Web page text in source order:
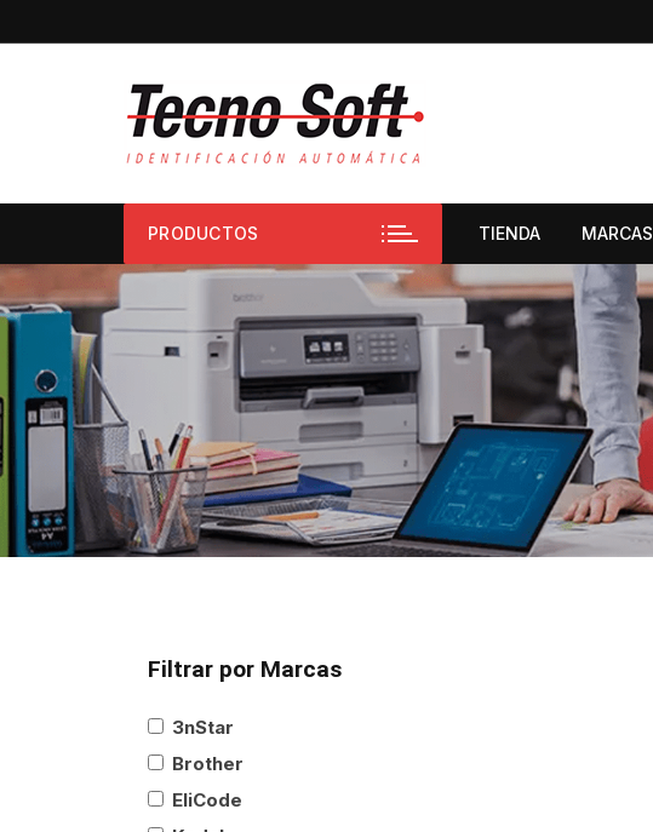
PRODUCTOS TIENDA MARCAS
Filtrar por Marcas
3nStar
Brother
EliCode